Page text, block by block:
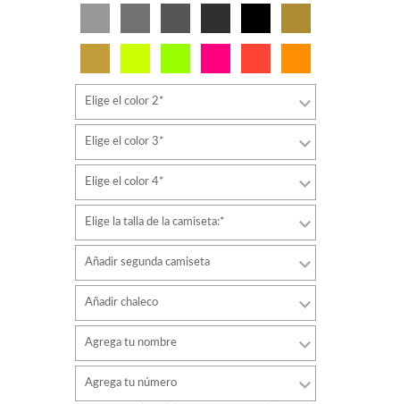
Elige el color 2*
Elige el color 3*
Elige el color 4*
Elige la talla de la camiseta:*
Añadir segunda camiseta
Añadir chaleco
Agrega tu nombre
Agrega tu número